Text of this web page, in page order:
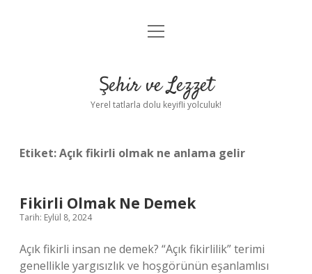
Anasayfa
Yasal Uyarı
menüyü
Şehir ve Lezzet
Yerel tatlarla dolu keyifli yolculuk!
Etiket:Açık fikirli olmak ne anlama gelir
Fikirli Olmak Ne Demek
Tarih: Eylül 8, 2024
Açık fikirli insan ne demek? “Açık fikirlilik” terimi
genellikle yargısızlık ve hoşgörünün eşanlamlısı